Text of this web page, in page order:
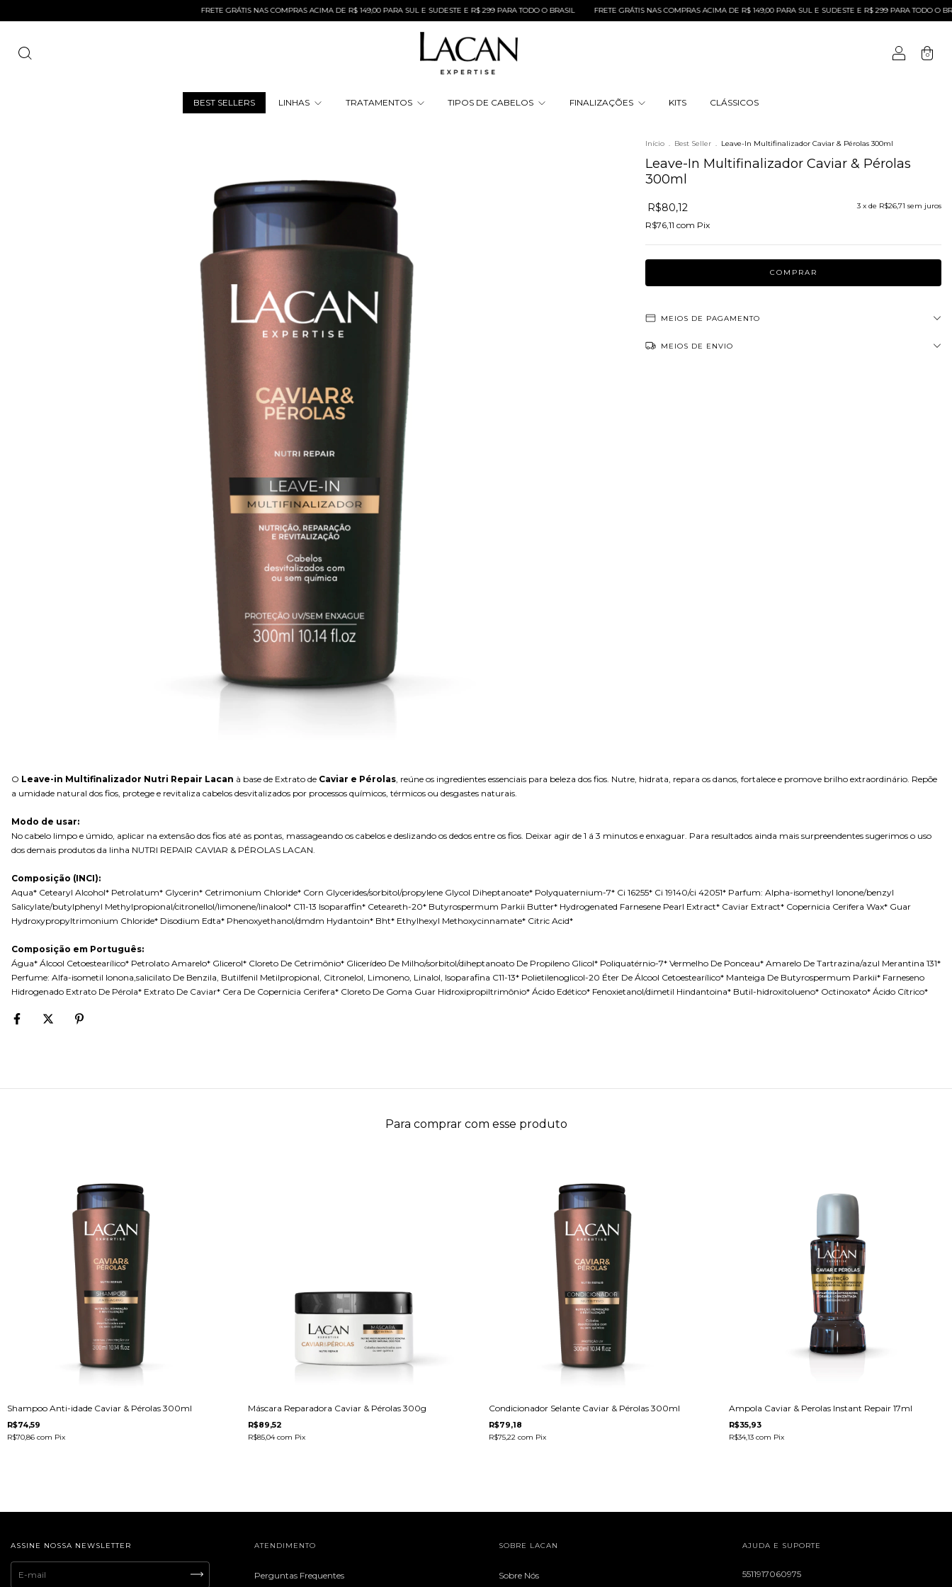
FRETE GRÁTIS NAS COMPRAS ACIMA DE R$ 149,00 PARA SUL E SUDESTE E R$ 299 PARA TODO O BRASIL FRETE GRÁTIS NAS COMPRAS ACIMA DE R$ 149,00 PARA SUL E SUDESTE E R$ 299 PARA TODO O BRASIL
0
BEST SELLERS LINHAS TRATAMENTOS TIPOS DE CABELOS FINALIZAÇÕES KITS CLÁSSICOS
Início . Best Seller . Leave-In Multifinalizador Caviar & Pérolas 300ml
Leave-In Multifinalizador Caviar & Pérolas
300ml
R$80,12
R$76,11 com Pix
3 x de R$26,71 sem juros
MEIOS DE PAGAMENTO
MEIOS DE ENVIO
O Leave-in Multifinalizador Nutri Repair Lacan à base de Extrato de Caviar e Pérolas, reúne os ingredientes essenciais para beleza dos fios. Nutre, hidrata, repara os danos, fortalece e promove brilho extraordinário. Repõe
a umidade natural dos fios, protege e revitaliza cabelos desvitalizados por processos químicos, térmicos ou desgastes naturais.
Modo de usar:
No cabelo limpo e úmido, aplicar na extensão dos fios até as pontas, massageando os cabelos e deslizando os dedos entre os fios. Deixar agir de 1 á 3 minutos e enxaguar. Para resultados ainda mais surpreendentes sugerimos o uso
dos demais produtos da linha NUTRI REPAIR CAVIAR & PÉROLAS LACAN.
Composição (INCI):
Aqua* Cetearyl Alcohol* Petrolatum* Glycerin* Cetrimonium Chloride* Corn Glycerides/sorbitol/propylene Glycol Diheptanoate* Polyquaternium-7* Ci 16255* Ci 19140/ci 42051* Parfum: Alpha-isomethyl Ionone/benzyl
Salicylate/butylphenyl Methylpropional/citronellol/limonene/linalool* C11-13 Isoparaffin* Ceteareth-20* Butyrospermum Parkii Butter* Hydrogenated Farnesene Pearl Extract* Caviar Extract* Copernicia Cerifera Wax* Guar
Hydroxypropyltrimonium Chloride* Disodium Edta* Phenoxyethanol/dmdm Hydantoin* Bht* Ethylhexyl Methoxycinnamate* Citric Acid*
Composição em Português:
Água* Álcool Cetoestearílico* Petrolato Amarelo* Glicerol* Cloreto De Cetrimônio* Glicerídeo De Milho/sorbitol/diheptanoato De Propileno Glicol* Poliquatérnio-7* Vermelho De Ponceau* Amarelo De Tartrazina/azul Merantina 131*
Perfume: Alfa-isometil Ionona,salicilato De Benzila, Butilfenil Metilpropional, Citronelol, Limoneno, Linalol, Isoparafina C11-13* Polietilenoglicol-20 Éter De Álcool Cetoestearílico* Manteiga De Butyrospermum Parkii* Farneseno
Hidrogenado Extrato De Pérola* Extrato De Caviar* Cera De Copernicia Cerifera* Cloreto De Goma Guar Hidroxipropiltrimônio* Ácido Edético* Fenoxietanol/dimetil Hindantoina* Butil-hidroxitolueno* Octinoxato* Ácido Cítrico*
Para comprar com esse produto
Shampoo Anti-idade Caviar & Pérolas 300ml
R$74,59
R$70,86 com Pix
Máscara Reparadora Caviar & Pérolas 300g
R$89,52
R$85,04com Pix
Condicionador Selante Caviar & Pérolas 300ml
R$79,18
R$75,22 com Pix
Ampola Caviar & Perolas Instant Repair 17ml
R$35,93
R$34,13com Pix
ASSINE NOSSA NEWSLETTER ATENDIMENTO
Perguntas Frequentes
SOBRE LACAN
Sobre Nós
AJUDA E SUPORTE
5511917060975